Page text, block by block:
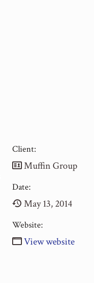
Client:
Muffin Group
Date:
May 13, 2014
Website:
View website